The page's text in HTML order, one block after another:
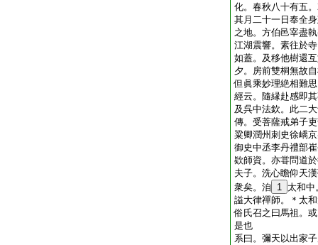
化。春秋八十有五
其月二十一日奉全
之地。方伯邑宰盡
江湖震響。素往於
如蓋。及移他樹還
夕。房前雙桐無故
但眞乘妙理絶相難
經云。隨縁赴感即
及呉中法欽。此二
傳。受菩薩戒弟子
粱卿潤州刺史徐嶠
御史中丞李丹禮部
欵師資。亦甞問道
夫子。洗心瞻仰天
衆矣。洎
1 太和中
謚大律禪師。＊太
俗氏召之曰馬祖。
是也
系曰。彌天以出家